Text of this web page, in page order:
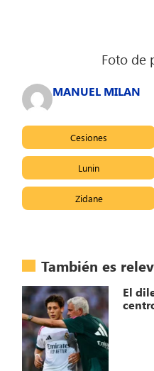
Foto de
MANUEL MILAN
Cesiones
Lunin
Zidane
También es
El